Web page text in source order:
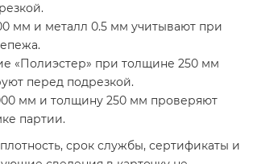
мм и металл 0.5 мм учитывают при
«Полиэстер» при толщине 250 мм
перед подрезкой.
мм и толщину 250 мм проверяют
партии.
срок службы, сертификаты и